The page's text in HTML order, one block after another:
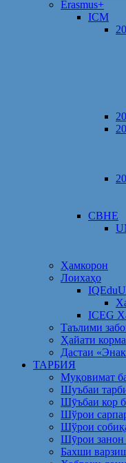
Erasmus+
ICM
CBHE
Ҳамкорон
Лоихаҳо
IQEduU
ICEG
Таълими
Ҳайати
Дастаи
ТАРБИЯ
Муқовимат
Шуъбаи
Шӯъбаи кор
Шўрои
Шўрои
Шӯрои занон
Бахши